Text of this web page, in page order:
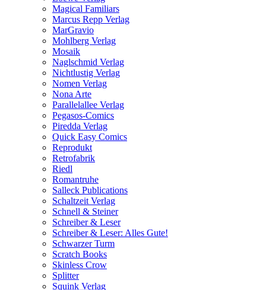
Magical Familiars
Marcus Repp Verlag
MarGravio
Mohlberg Verlag
Mosaik
Naglschmid Verlag
Nichtlustig Verlag
Nomen Verlag
Nona Arte
Parallelallee Verlag
Pegasos-Comics
Piredda Verlag
Quick Easy Comics
Reprodukt
Retrofabrik
Riedl
Romantruhe
Salleck Publications
Schaltzeit Verlag
Schnell & Steiner
Schreiber & Leser
Schreiber & Leser: Alles Gute!
Schwarzer Turm
Scratch Books
Skinless Crow
Splitter
Squink Verlag